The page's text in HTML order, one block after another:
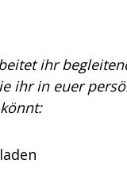
ihr
ihr in euer